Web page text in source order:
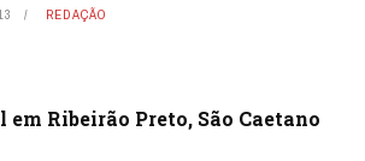
REDAÇÃO
Ribeirão Preto, São Caetano